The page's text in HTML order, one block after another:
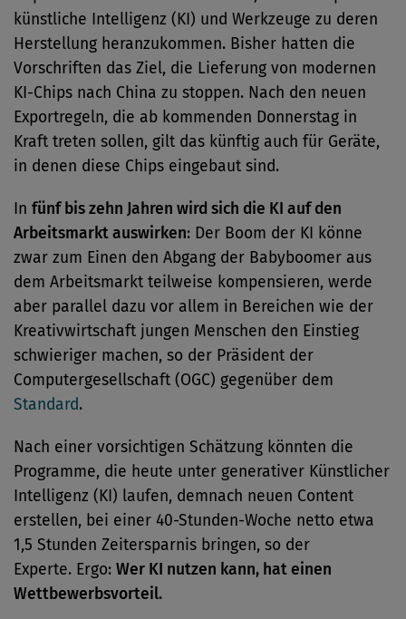
künstliche Intelligenz (KI) und Werkzeuge zu deren
Herstellung heranzukommen. Bisher hatten die
Vorschriften das Ziel, die Lieferung von modernen
KI-Chips nach China zu stoppen. Nach den neuen
Exportregeln, die ab kommenden Donnerstag in
Kraft treten sollen, gilt das künftig auch für Geräte,
in denen diese Chips eingebaut sind.
In fünf bis zehn Jahren wird sich die KI auf den
Arbeitsmarkt auswirken: Der Boom der KI könne
zwar zum Einen den Abgang der Babyboomer aus
dem Arbeitsmarkt teilweise kompensieren, werde
aber parallel dazu vor allem in Bereichen wie der
Kreativwirtschaft jungen Menschen den Einstieg
schwieriger machen, so der Präsident der
Computergesellschaft (OGC) gegenüber dem
Standard.
Nach einer vorsichtigen Schätzung könnten die
Programme, die heute unter generativer Künstlicher
Intelligenz (KI) laufen, demnach neuen Content
erstellen, bei einer 40-Stunden-Woche netto etwa
1,5 Stunden Zeitersparnis bringen, so der
Experte. Ergo: Wer KI nutzen kann, hat einen
Wettbewerbsvorteil.